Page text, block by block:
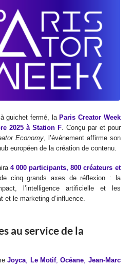
guichet fermé, la Paris Creator Week
2025 à Station F. Conçu par et pour
Economy, l’événement affirme son
européen de la création de contenu.
4 000 participants, 800 créateurs et
cinq grands axes de réflexion : la
l’intelligence artificielle et les
et le marketing d’influence.
au service de la
Joyca, Le Motif,Océane, Jean-Marc